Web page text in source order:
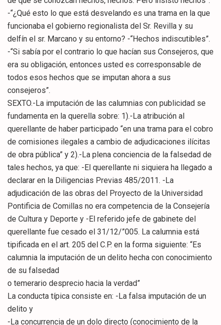
-“¿Qué esto lo que está desvelando es una trama en la que
funcionaba el gobierno regionalista del Sr. Revilla y su
delfín el sr. Marcano y su entorno? -“Hechos indiscutibles”.
-“Si sabía por el contrario lo que hacían sus Consejeros, que
era su obligación, entonces usted es corresponsable de
todos esos hechos que se imputan ahora a sus
consejeros”.
SEXTO.-La imputación de las calumnias con publicidad se
fundamenta en la querella sobre: 1).-La atribución al
querellante de haber participado “en una trama para el cobro
de comisiones ilegales a cambio de adjudicaciones ilícitas
de obra pública” y 2).-La plena conciencia de la falsedad de
tales hechos, ya que: -El querellante ni siquiera ha llegado a
declarar en la Diligencias Previas 485/2011. -La
adjudicación de las obras del Proyecto de la Universidad
Pontificia de Comillas no era competencia de la Consejería
de Cultura y Deporte y -El referido jefe de gabinete del
querellante fue cesado el 31/12/”005. La calumnia está
tipificada en el art. 205 del C.P. en la forma siguiente: “Es
calumnia la imputación de un delito hecha con conocimiento
de su falsedad
o temerario desprecio hacia la verdad”
La conducta típica consiste en: -La falsa imputación de un
delito y
-La concurrencia de un dolo directo (conocimiento de la